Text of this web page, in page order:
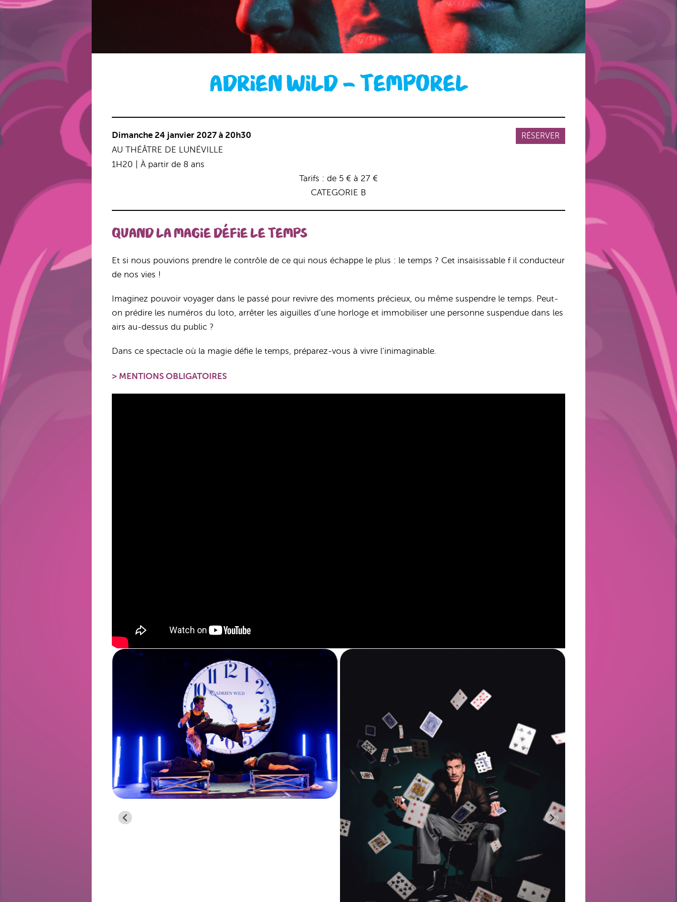
ADRIEN WILD – TEMPOREL
Dimanche 24 janvier 2027 à 20h30
AU THÉÂTRE DE LUNÉVILLE
RÉSERVER
1H20 | À partir de 8 ans
Tarifs : de 5 € à 27 €
CATEGORIE B
Quand la magie défie le temps
Et si nous pouvions prendre le contrôle de ce qui nous échappe le plus : le temps ? Cet insaisissable f il conducteur
de nos vies !
Imaginez pouvoir voyager dans le passé pour revivre des moments précieux, ou même suspendre le temps. Peut-
on prédire les numéros du loto, arrêter les aiguilles d’une horloge et immobiliser une personne suspendue dans les
airs au-dessus du public ?
Dans ce spectacle où la magie défie le temps, préparez-vous à vivre l’inimaginable.
> MENTIONS OBLIGATOIRES